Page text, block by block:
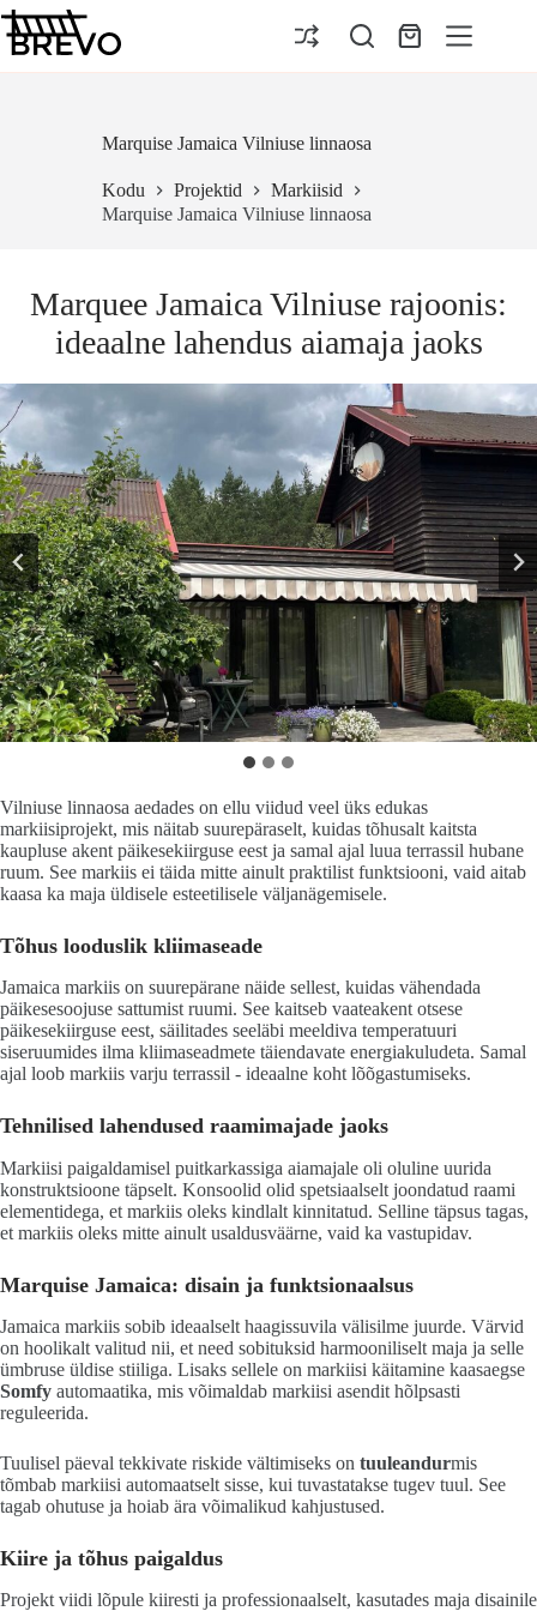
Skip
to
content
Ostukorv
Marquise Jamaica Vilniuse linnaosa
Kodu Projektid
Markiisid
Marquise Jamaica Vilniuse linnaosa
Marquee Jamaica Vilniuse rajoonis:
ideaalne lahendus aiamaja jaoks
Vilniuse linnaosa aedades on ellu viidud veel üks edukas
markiisiprojekt, mis näitab suurepäraselt, kuidas tõhusalt kaitsta
kaupluse akent päikesekiirguse eest ja samal ajal luua terrassil hubane
ruum. See markiis ei täida mitte ainult praktilist funktsiooni, vaid aitab
kaasa ka maja üldisele esteetilisele väljanägemisele.
Tõhus looduslik kliimaseade
Jamaica markiis on suurepärane näide sellest, kuidas vähendada
päikesesoojuse sattumist ruumi. See kaitseb vaateakent otsese
päikesekiirguse eest, säilitades seeläbi meeldiva temperatuuri
siseruumides ilma kliimaseadmete täiendavate energiakuludeta. Samal
ajal loob markiis varju terrassil - ideaalne koht lõõgastumiseks.
Tehnilised lahendused raamimajade jaoks
Markiisi paigaldamisel puitkarkassiga aiamajale oli oluline uurida
konstruktsioone täpselt. Konsoolid olid spetsiaalselt joondatud raami
elementidega, et markiis oleks kindlalt kinnitatud. Selline täpsus tagas,
et markiis oleks mitte ainult usaldusväärne, vaid ka vastupidav.
Marquise Jamaica: disain ja funktsionaalsus
Jamaica markiis sobib ideaalselt haagissuvila välisilme juurde. Värvid
on hoolikalt valitud nii, et need sobituksid harmooniliselt maja ja selle
ümbruse üldise stiiliga. Lisaks sellele on markiisi käitamine kaasaegse
Somfy automaatika, mis võimaldab markiisi asendit hõlpsasti
reguleerida.
Tuulisel päeval tekkivate riskide vältimiseks on tuuleandurmis
tõmbab markiisi automaatselt sisse, kui tuvastatakse tugev tuul. See
tagab ohutuse ja hoiab ära võimalikud kahjustused.
Kiire ja tõhus paigaldus
Projekt viidi lõpule kiiresti ja professionaalselt, kasutades maja disainile